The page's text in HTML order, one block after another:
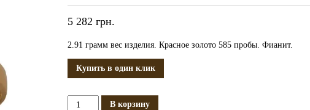
5 282 грн.
2.91 грамм вес изделия. Красное золото 585 пробы. Фианит.
Купить в один клик
КоличествоВ корзину